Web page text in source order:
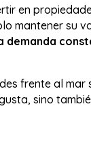
en
mantener su
demanda
frente al
sino